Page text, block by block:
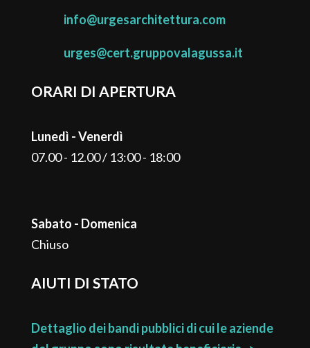
info@urgesarchitettura.com
urges@cert.gruppovalagussa.it
ORARI DI APERTURA
Lunedì - Venerdì
07.00 - 12.00 / 13:00 - 18:00
Sabato - Domenica
Chiuso
AIUTI DI STATO
Dettaglio dei bandi pubblici di cui le aziende